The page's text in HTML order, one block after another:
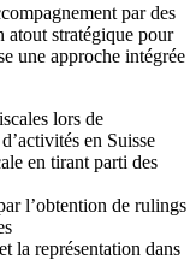
par des
atout stratégique pour
une approche intégrée
lors de
en Suisse
en tirant parti des
l’obtention de rulings
la représentation dans